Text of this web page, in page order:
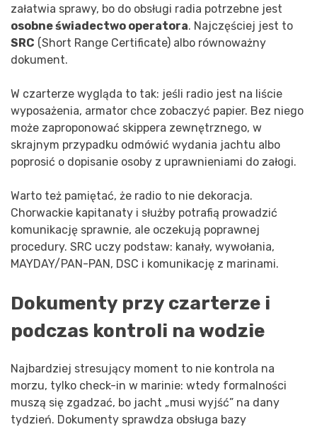
załatwia sprawy, bo do obsługi radia potrzebne jest
osobne świadectwo operatora. Najczęściej jest to
SRC (Short Range Certificate) albo równoważny
dokument.
W czarterze wygląda to tak: jeśli radio jest na liście
wyposażenia, armator chce zobaczyć papier. Bez niego
może zaproponować skippera zewnętrznego, w
skrajnym przypadku odmówić wydania jachtu albo
poprosić o dopisanie osoby z uprawnieniami do załogi.
Warto też pamiętać, że radio to nie dekoracja.
Chorwackie kapitanaty i służby potrafią prowadzić
komunikację sprawnie, ale oczekują poprawnej
procedury. SRC uczy podstaw: kanały, wywołania,
MAYDAY/PAN-PAN, DSC i komunikację z marinami.
Dokumenty przy czarterze i
podczas kontroli na wodzie
Najbardziej stresujący moment to nie kontrola na
morzu, tylko check-in w marinie: wtedy formalności
muszą się zgadzać, bo jacht „musi wyjść” na dany
tydzień. Dokumenty sprawdza obsługa bazy